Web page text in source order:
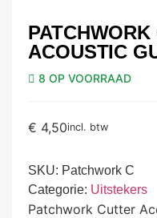
PATCHWORK
ACOUSTIC
8 OP VOORRAAD
€ 4,50incl. btw
SKU: Patchwork C
Categorie: Uitstekers
Patchwork Cutter